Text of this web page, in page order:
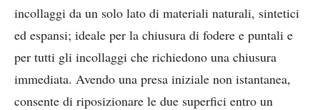
incollaggi da un solo lato di materiali naturali, sintetici
ed espansi; ideale per la chiusura di fodere e puntali e
per tutti gli incollaggi che richiedono una chiusura
immediata. Avendo una presa iniziale non istantanea,
consente di riposizionare le due superfici entro un